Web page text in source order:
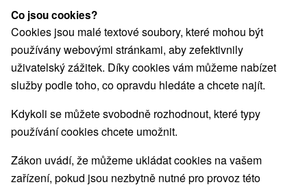
Romantické pobyty
Rodinné pobyty(1)
Vyberte lokalitu nebo termín
Obce a města
VŠECHNY NEJLEVNĚJŠÍ NEJDRAŽŠÍ
Co jsou cookies?
Cookies jsou malé textové soubory, které mohou být
používány webovými stránkami, aby zefektivnily
uživatelský zážitek. Díky cookies vám můžeme nabízet
služby podle toho, co opravdu hledáte a chcete najít.
Kdykoli se můžete svobodně rozhodnout, které typy
používání cookies chcete umožnit.
Zákon uvádí, že můžeme ukládat cookies na vašem
zařízení, pokud jsou nezbytně nutné pro provoz této